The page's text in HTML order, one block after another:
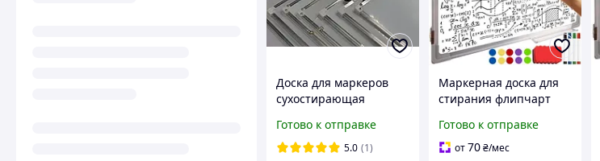
Доска для маркеров
сухостирающая
Готово к отправке
5.0 (1)
Маркерная доска для
стирания флипчарт
маркеры, магниты,
губка :BRASIL:
Готово к отправке
от70₴/мес